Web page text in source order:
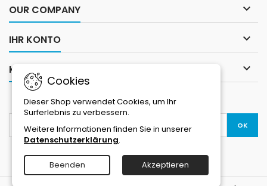
OUR COMPANY 
IHR KONTO 
KONTAKT 
Cookies
Dieser Shop verwendet Cookies, um Ihr
Surferlebnis zu verbessern.
Weitere Informationen finden Sie in unserer
Datenschutzerklärung.
Beenden Akzeptieren
NEWSLETTER